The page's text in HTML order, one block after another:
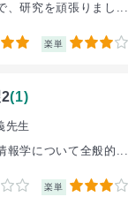
、研究を頑張りまし...
楽単 3
(1)
先生
報学について全般的...
楽単 3